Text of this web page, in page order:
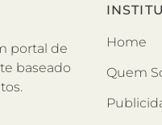
portal de
baseado
Home
Quem